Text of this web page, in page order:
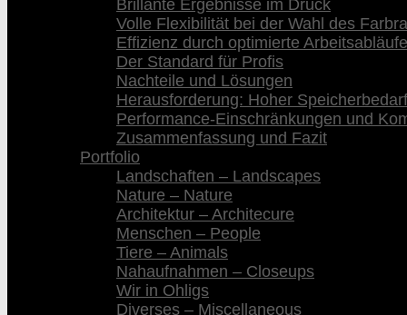
Brillante Ergebnisse im Druck
Volle Flexibilität bei der Wahl des
Effizienz durch optimierte Arbeitsabläufe
Der Standard für Profis
Nachteile und Lösungen
Herausforderung: Hoher Speicherbedarf
Performance-Einschränkungen und
Zusammenfassung und Fazit
Portfolio
Landschaften – Landscapes
Nature – Nature
Architektur – Architecure
Menschen – People
Tiere – Animals
Nahaufnahmen – Closeups
Wir in Ohligs
Diverses – Miscellaneous